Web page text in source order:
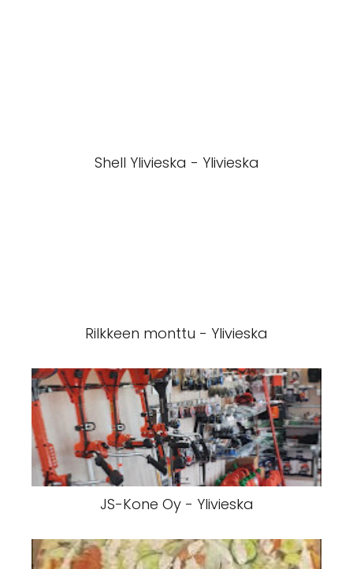
Shell Ylivieska - Ylivieska
Rilkkeen monttu - Ylivieska
JS-Kone Oy - Ylivieska